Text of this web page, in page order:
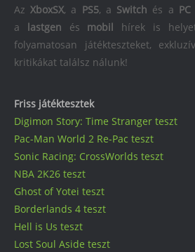
Friss játéktesztek
Digimon Story: Time Stranger teszt
Pac-Man World 2 Re-Pac teszt
Sonic Racing: CrossWorlds teszt
NBA 2K26 teszt
Ghost of Yotei teszt
Borderlands 4 teszt
Hell is Us teszt
Lost Soul Aside teszt
AzXboxSX, a PS5, a Switch és a PC
a lastgen és mobil hírek is
folyamatosan játékteszteket,
kritikákat találsz nálunk!